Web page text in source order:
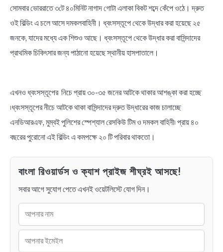
সোমবার ভোররাতে ৩টে ৪০মিনিট নাগাদ গোটা এলাকা বিকট শব্দে কেঁপে ওঠে। দ্রুত
ওই বিল্ডিং এ চলে আসে দমকলবাহিনী। ধ্বংসস্তূপে থেকে উদ্ধার করা হয়েছে ২৫
জনকে, যাদের মধ্যে এক শিশুও আছে। ধ্বংসস্তূপে থেকে উদ্ধার করা বাসিন্দাদের
প্রাথমিক চিকিৎসার জন্য পাঠানো হয়েছে স্থানীয় হাসপাতালে।
এখনও ধ্বংসস্তূপের নিচে প্রায় ৩০-৩৫ জনের আটকে থাকার আশঙ্কা করা হচ্ছে
৷ধ্বংসস্তূপের নীচে আটকে থাকা বাসিন্দাদের দ্রুত উদ্ধারের কাজ চালাচ্ছে
এনডিআরএফ, মুম্বই পুলিশের স্পেশ্যাল রেসকিউ টিম ও দমকল বাহিনী৷ প্রায় ৪০
বছরের পুরোনো এই বিল্ডিং এ কমপক্ষে ২০ টি পরিবার থাকতো।
বাংলা রিওয়ার্ডস ও ক্যাশ প্রাইজ শীঘ্রই আসছে!
সবার আগে সুযোগ পেতে এখনই ওয়েটলিস্টে যোগ দিন।